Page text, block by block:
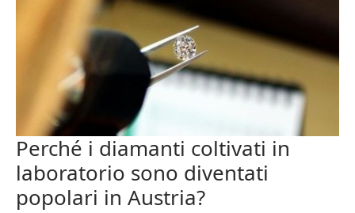
Perché i diamanti coltivati in
laboratorio sono diventati
popolari in Austria?